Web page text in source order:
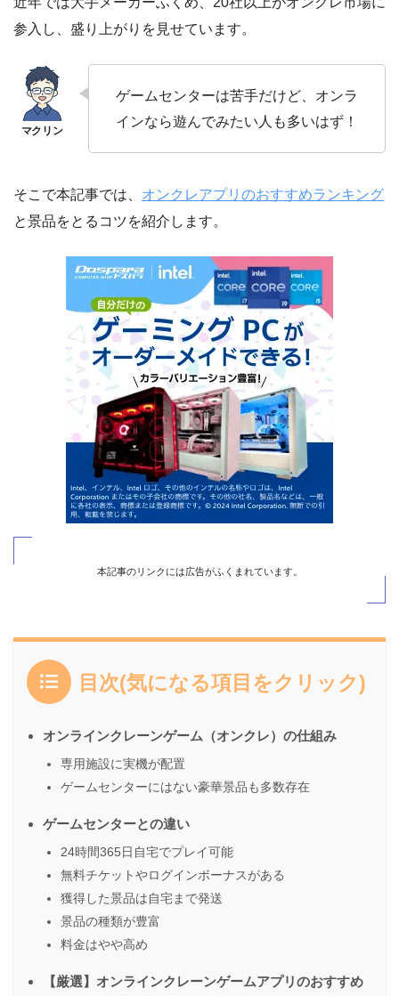
参入し、盛り上がりを見せています。
ゲームセンターは苦手だけど、オンラ
インなら遊んでみたい人も多いはず！
そこで本記事では、 オンクレアプリのおすすめランキング
と景品をとるコツを紹介します。
本記事のリンクには広告がふくまれています。
目次(気になる項目をクリック)
オンラインクレーンゲーム（オンクレ）の仕組み
専用施設に実機が配置
ゲームセンターにはない豪華景品も多数存在
ゲームセンターとの違い
24時間365日自宅でプレイ可能
無料チケットやログインボーナスがある
獲得した景品は自宅まで発送
景品の種類が豊富
料金はやや高め
【厳選】オンラインクレーンゲームアプリのおすすめ